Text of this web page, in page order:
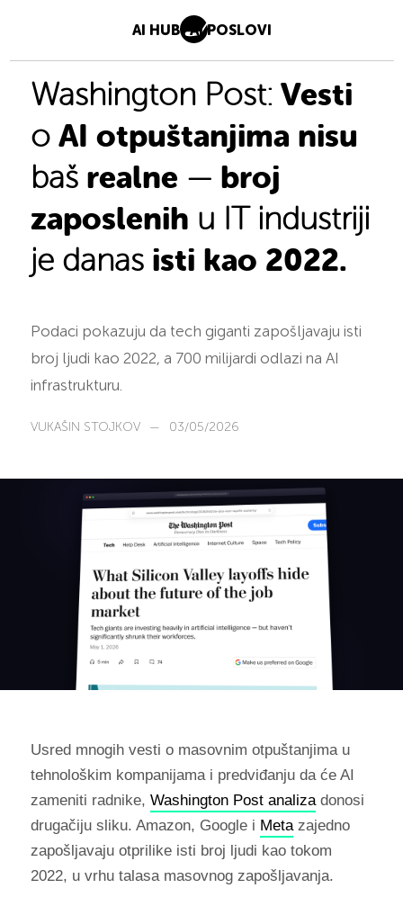
AI HUB AI POSLOVI
Washington Post: Vesti
o AI otpuštanjima nisu
baš realne — broj
zaposlenih u IT industriji
je danas isti kao 2022.
Podaci pokazuju da tech giganti zapošljavaju isti
broj ljudi kao 2022, a 700 milijardi odlazi na AI
infrastrukturu.
VUKAŠIN STOJKOV — 03/05/2026
Usred mnogih vesti o masovnim otpuštanjima u
tehnološkim kompanijama i predviđanju da će AI
zameniti radnike, Washington Post analizadonosi
drugačiju sliku. Amazon, Google i Metazajedno
zapošljavaju otprilike isti broj ljudi kao tokom
2022, u vrhu talasa masovnog zapošljavanja.